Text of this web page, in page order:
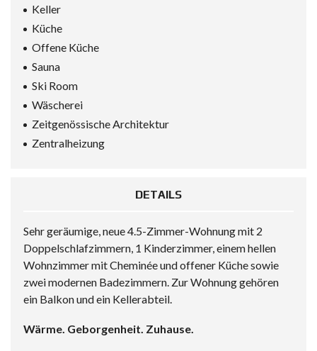
Keller
Küche
Offene Küche
Sauna
Ski Room
Wäscherei
Zeitgenössische Architektur
Zentralheizung
DETAILS
Sehr geräumige, neue 4.5-Zimmer-Wohnung mit 2
Doppelschlafzimmern, 1 Kinderzimmer, einem hellen
Wohnzimmer mit Cheminée und offener Küche sowie
zwei modernen Badezimmern. Zur Wohnung gehören
ein Balkon und ein Kellerabteil.
Wärme. Geborgenheit. Zuhause.